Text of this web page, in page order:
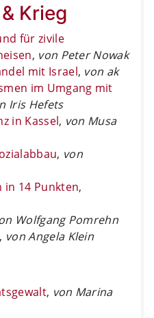
Krieg
für zivile
, von Peter Nowak
mit Israel, von ak
im Umgang mit
Iris Hefets
in Kassel, von Musa
, von
in 14 Punkten,
Wolfgang Pomrehn
, von Angela Klein
, von Marina